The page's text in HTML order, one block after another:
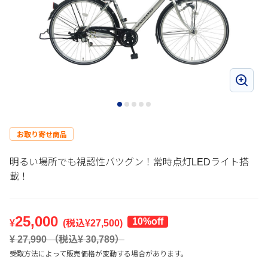
お取り寄せ商品
明るい場所でも視認性バツグン！常時点灯LEDライト搭
載！
¥25,000 (税込¥27,500)
10%off
¥ 27,990（税込¥30,789）
受取方法によって販売価格が変動する場合があります。